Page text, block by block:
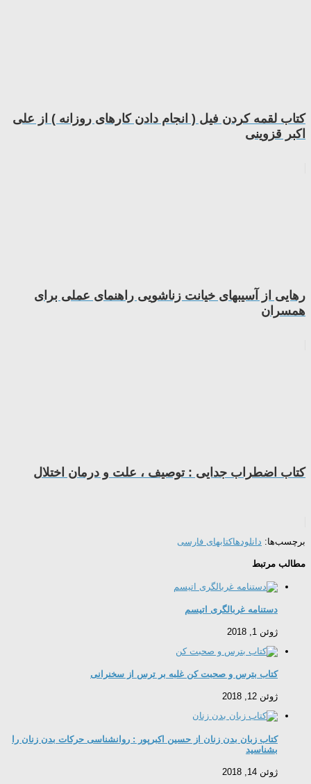
کتاب لقمه کردن فیل ( انجام دادن کارهای روزانه ) از علی
اکبر قزوینی
رهایی از آسیبهای خیانت زناشویی راهنمای عملی برای
همسران
کتاب اضطراب جدایی : توصیف ، علت و درمان اختلال
برچسب‌ها: دانلودهاکتابهای فارسی
مطالب مرتبط
دستنامه غربالگری اتیسم
ژوئن 1, 2018
کتاب بترس و صحبت کن غلبه بر ترس از سخنرانی
ژوئن 12, 2018
کتاب زبان بدن زنان از حسین اکبرپور : روانشناسی حرکات بدن زنان را
بشناسید
ژوئن 14, 2018